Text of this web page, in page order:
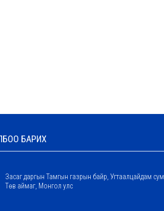
БАРИХ
Засаг даргын Тамгын газрын байр, Угтаалцайдам сум,
Төв аймаг, Монгол улс